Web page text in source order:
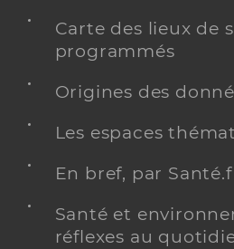
Carte des lieux de
programmés
Origines des
Les espaces
En bref, par
Santé et
réflexes au